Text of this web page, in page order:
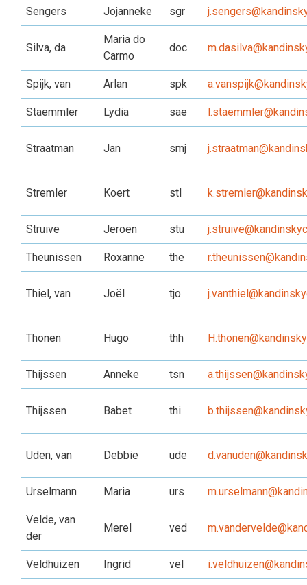
Sengers Jojanneke sgr
Silva, da
Maria do
Carmo
doc
Spijk, van Arlan spk
Staemmler Lydia sae
Straatman Jan smj
Stremler Koert stl
Struive Jeroen stu
Theunissen Roxanne the
Thiel, van Joël tjo
Thonen Hugo thh
Thijssen Anneke tsn
Thijssen Babet thi
Uden, van Debbie ude
Urselmann Maria urs
Velde, van
der
Merel ved
Veldhuizen Ingrid vel